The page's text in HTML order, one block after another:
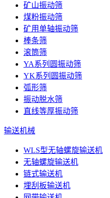
矿山振动筛
煤粉振动筛
矿用单轴振动筛
棒条筛
滚筒筛
YA系列圆振动筛
YK系列圆振动筛
弧形筛
振动脱水筛
直线等厚振动筛
输送机械
WLS型无轴螺旋输送机
无轴螺旋输送机
链式输送机
埋刮板输送机